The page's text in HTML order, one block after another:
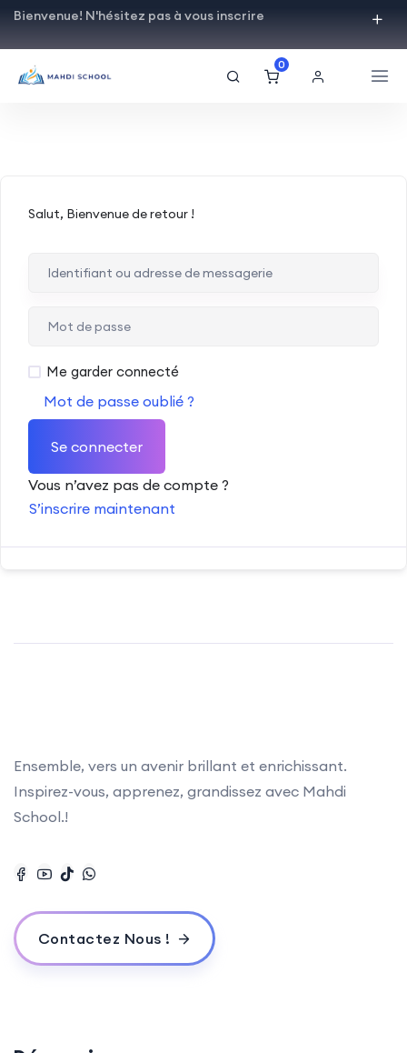
Bienvenue! N'hésitez pas à vous inscrire
0
Salut, Bienvenue de retour !
Me garder connecté
Mot de passe oublié ?
Se connecter
Vous n’avez pas de compte ?
S’inscrire maintenant
Ensemble, vers un avenir brillant et enrichissant.
Inspirez-vous, apprenez, grandissez avec Mahdi
School.!
Contactez Nous !